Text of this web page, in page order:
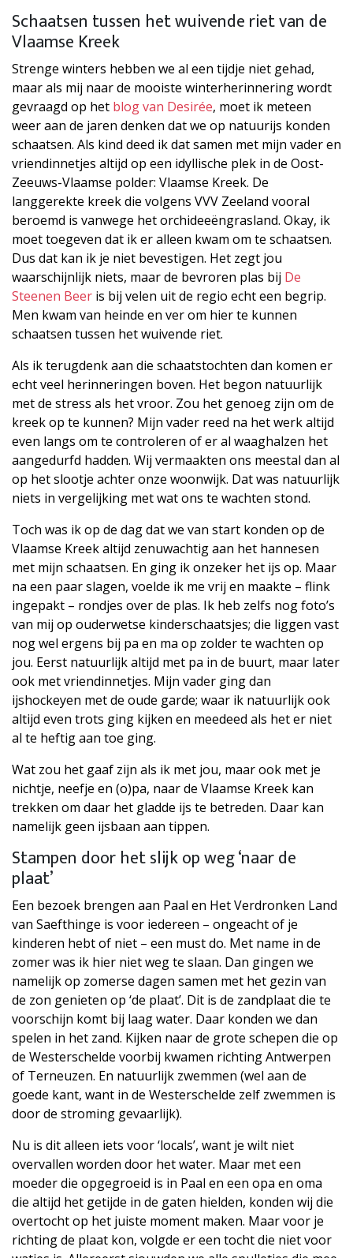
Schaatsen tussen het wuivende riet van de
Vlaamse Kreek
Strenge winters hebben we al een tijdje niet gehad,
maar als mij naar de mooiste winterherinnering wordt
gevraagd op het blog van Desirée, moet ik meteen
weer aan de jaren denken dat we op natuurijs konden
schaatsen. Als kind deed ik dat samen met mijn vader en
vriendinnetjes altijd op een idyllische plek in de Oost-
Zeeuws-Vlaamse polder: Vlaamse Kreek. De
langgerekte kreek die volgens VVV Zeeland vooral
beroemd is vanwege het orchideeëngrasland. Okay, ik
moet toegeven dat ik er alleen kwam om te schaatsen.
Dus dat kan ik je niet bevestigen. Het zegt jou
waarschijnlijk niets, maar de bevroren plas bij De
Steenen Beer is bij velen uit de regio echt een begrip.
Men kwam van heinde en ver om hier te kunnen
schaatsen tussen het wuivende riet.
Als ik terugdenk aan die schaatstochten dan komen er
echt veel herinneringen boven. Het begon natuurlijk
met de stress als het vroor. Zou het genoeg zijn om de
kreek op te kunnen? Mijn vader reed na het werk altijd
even langs om te controleren of er al waaghalzen het
aangedurfd hadden. Wij vermaakten ons meestal dan al
op het slootje achter onze woonwijk. Dat was natuurlijk
niets in vergelijking met wat ons te wachten stond.
Toch was ik op de dag dat we van start konden op de
Vlaamse Kreek altijd zenuwachtig aan het hannesen
met mijn schaatsen. En ging ik onzeker het ijs op. Maar
na een paar slagen, voelde ik me vrij en maakte – flink
ingepakt – rondjes over de plas. Ik heb zelfs nog foto’s
van mij op ouderwetse kinderschaatsjes; die liggen vast
nog wel ergens bij pa en ma op zolder te wachten op
jou. Eerst natuurlijk altijd met pa in de buurt, maar later
ook met vriendinnetjes. Mijn vader ging dan
ijshockeyen met de oude garde; waar ik natuurlijk ook
altijd even trots ging kijken en meedeed als het er niet
al te heftig aan toe ging.
Wat zou het gaaf zijn als ik met jou, maar ook met je
nichtje, neefje en (o)pa, naar de Vlaamse Kreek kan
trekken om daar het gladde ijs te betreden. Daar kan
namelijk geen ijsbaan aan tippen.
Stampen door het slijk op weg ‘naar de
plaat’
Een bezoek brengen aan Paal en Het Verdronken Land
van Saefthinge is voor iedereen – ongeacht of je
kinderen hebt of niet – een must do. Met name in de
zomer was ik hier niet weg te slaan. Dan gingen we
namelijk op zomerse dagen samen met het gezin van
de zon genieten op ‘de plaat’. Dit is de zandplaat die te
voorschijn komt bij laag water. Daar konden we dan
spelen in het zand. Kijken naar de grote schepen die op
de Westerschelde voorbij kwamen richting Antwerpen
of Terneuzen. En natuurlijk zwemmen (wel aan de
goede kant, want in de Westerschelde zelf zwemmen is
door de stroming gevaarlijk).
Nu is dit alleen iets voor ‘locals’, want je wilt niet
overvallen worden door het water. Maar met een
moeder die opgegroeid is in Paal en een opa en oma
die altijd het getijde in de gaten hielden, konden wij die
overtocht op het juiste moment maken. Maar voor je
richting de plaat kon, volgde er een tocht die niet voor